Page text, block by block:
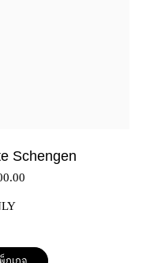
Schengen